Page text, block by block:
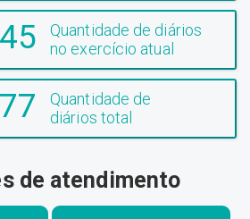
45
Quantidade de diários
no exercício atual
Quantidade de
diários total
de atendimento